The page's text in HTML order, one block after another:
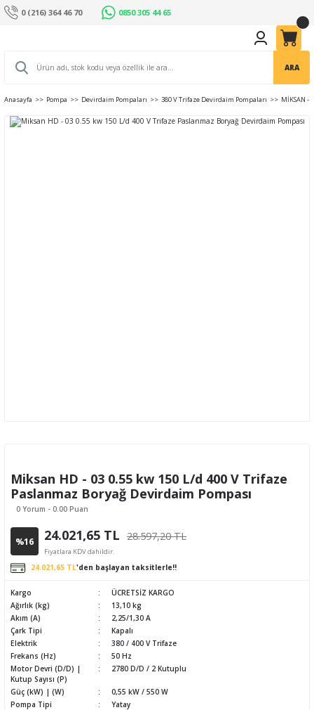
0 (216) 364 46 70 0850 305 44 65
ARA
Anasayfa Pompa Devirdaim Pompaları 380 V Trifaze Devirdaim Pompaları MİKSAN -
Miksan HD - 03 0.55 kw 150 L/d 400 V Trifaze
Paslanmaz Boryağ Devirdaim Pompası
0 Yorum - 0.00 Puan
%16 24.021,65 TL 28.597,20 TL
Fiyatlara KDV dahildir.
24.021,65 TL'den başlayan taksitlerle!!
Kargo
ÜCRETSİZ KARGO
Ağırlık (kg)
13,10 kg
Akım (A)
2,25/1,30 A
Çark Tipi
Kapalı
Elektrik
380 / 400 V Trifaze
Frekans (Hz)
50 Hz
Motor Devri (D/D) |
Kutup Sayısı (P)
2780 D/D / 2 Kutuplu
Güç (kW) | (W)
0,55 kW / 550 W
Pompa Tipi
Yatay